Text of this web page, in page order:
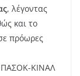
, λέγοντας
και το
πρόωρες
ΠΑΣΟΚ-ΚΙΝΑΛ